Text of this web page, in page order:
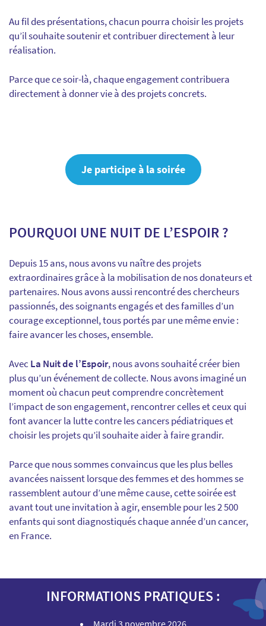
Au fil des présentations, chacun pourra choisir les projets
qu’il souhaite soutenir et contribuer directement à leur
réalisation.
Parce que ce soir-là, chaque engagement contribuera
directement à donner vie à des projets concrets.
Je participe à la soirée
POURQUOI UNE NUIT DE L’ESPOIR ?
Depuis 15 ans, nous avons vu naître des projets
extraordinaires grâce à la mobilisation de nos donateurs et
partenaires. Nous avons aussi rencontré des chercheurs
passionnés, des soignants engagés et des familles d’un
courage exceptionnel, tous portés par une même envie :
faire avancer les choses, ensemble.
Avec La Nuit de l’Espoir, nous avons souhaité créer bien
plus qu’un événement de collecte. Nous avons imaginé un
moment où chacun peut comprendre concrètement
l’impact de son engagement, rencontrer celles et ceux qui
font avancer la lutte contre les cancers pédiatriques et
choisir les projets qu’il souhaite aider à faire grandir.
Parce que nous sommes convaincus que les plus belles
avancées naissent lorsque des femmes et des hommes se
rassemblent autour d’une même cause, cette soirée est
avant tout une invitation à agir, ensemble pour les 2 500
enfants qui sont diagnostiqués chaque année d’un cancer,
en France.
INFORMATIONS PRATIQUES :